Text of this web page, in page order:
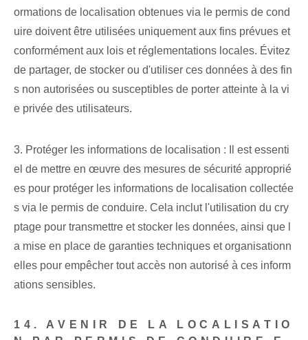
ormations de localisation obtenues via le permis de cond
uire doivent être utilisées uniquement aux fins prévues et
conformément aux lois et réglementations locales. Évitez
de partager, de stocker ou d'utiliser ces données à des fin
s non autorisées ou susceptibles de porter atteinte à la vi
e privée des utilisateurs.
3. Protéger les informations de localisation : Il est essenti
el de mettre en œuvre des mesures de sécurité approprié
es pour protéger les informations de localisation collectée
s via le permis de conduire. Cela inclut l'utilisation du cry
ptage pour transmettre et stocker les données, ainsi que l
a mise en place de garanties techniques et organisationn
elles pour empêcher tout accès non autorisé à ces inform
ations sensibles.
14. AVENIR DE LA LOCALISATIO